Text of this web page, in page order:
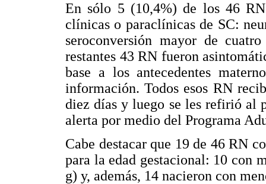
En sólo 5 (10,4%) de los 46
clínicas o paraclínicas de SC:
seroconversión mayor de
restantes 43 RN fueron
base a los antecedentes
información. Todos esos RN
diez días y luego se les refirió al
alerta por medio del Programa
Cabe destacar que 19 de 46 RN
para la edad gestacional: 10 con
g) y, además, 14 nacieron con